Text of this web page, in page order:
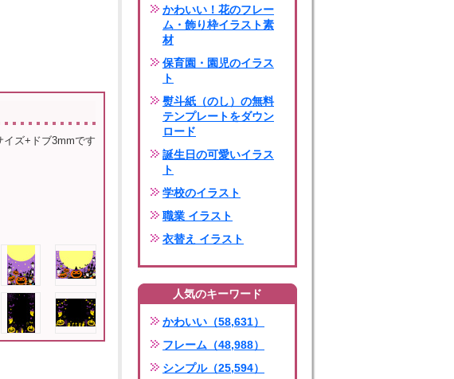
ズ+ドブ3mmです
かわいい！花のフレー
ム・飾り枠イラスト素
材
保育園・園児のイラス
ト
熨斗紙（のし）の無料
テンプレートをダウン
ロード
誕生日の可愛いイラス
ト
学校のイラスト
職業 イラスト
衣替え イラスト
人気のキーワード
かわいい（58,631）
フレーム（48,988）
シンプル（25,594）